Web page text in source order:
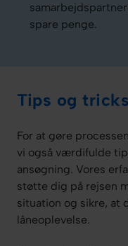
spare penge.
Tips og
For at gøre
vi også værdifulde
ansøgning. Vores
støtte dig på rejsen
situation og sikre, at
låneoplevelse.